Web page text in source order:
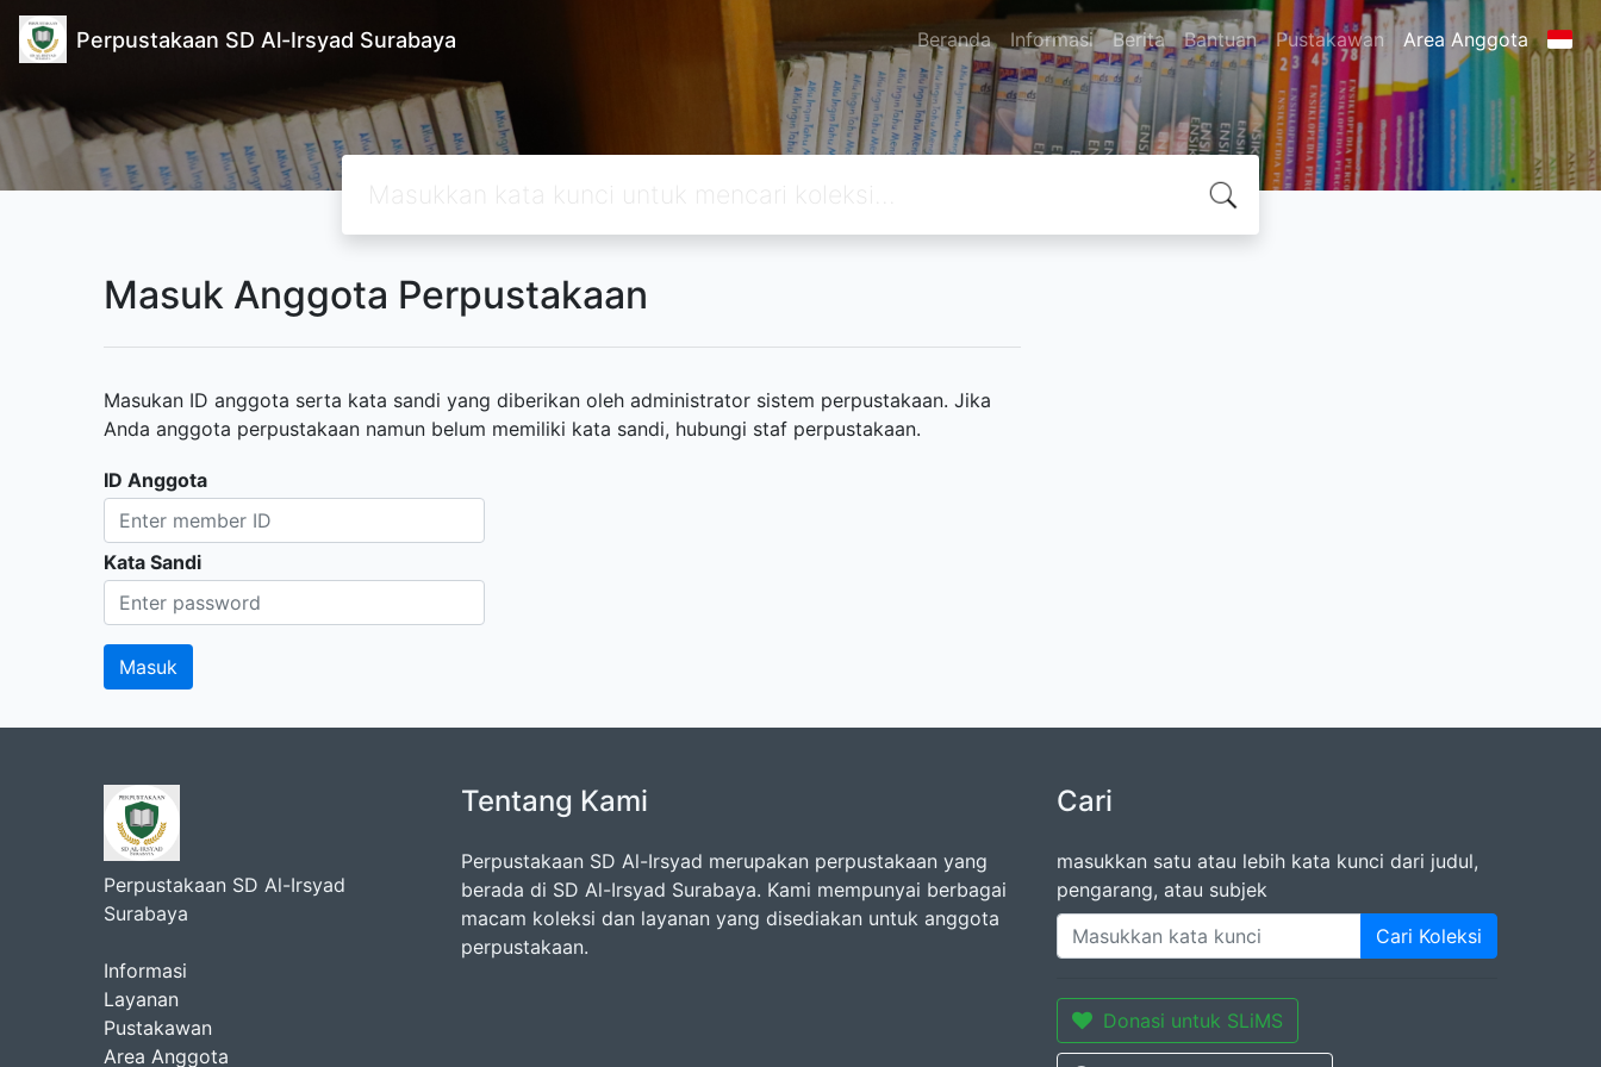
Perpustakaan SD Al-Irsyad Surabaya Beranda Informasi Berita Bantuan Pustakawan Area Anggota
Masuk Anggota Perpustakaan
Masukan ID anggota serta kata sandi yang diberikan oleh administrator sistem perpustakaan. Jika
Anda anggota perpustakaan namun belum memiliki kata sandi, hubungi staf perpustakaan.
ID Anggota
Kata Sandi
Perpustakaan SD Al-Irsyad
Surabaya
Informasi
Layanan
Pustakawan
Area Anggota
Tentang Kami
Perpustakaan SD Al-Irsyad merupakan perpustakaan yang
berada di SD Al-Irsyad Surabaya. Kami mempunyai berbagai
macam koleksi dan layanan yang disediakan untuk anggota
perpustakaan.
Cari
masukkan satu atau lebih kata kunci dari judul,
pengarang, atau subjek
Cari Koleksi
Donasi untuk SLiMS